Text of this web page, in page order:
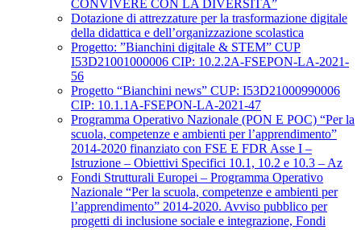
CONVIVERE CON LA DIVERSITÀ”
Dotazione di attrezzature per la trasformazione digitale
della didattica e dell’organizzazione scolastica
Progetto: ”Bianchini digitale & STEM” CUP
I53D21001000006 CIP: 10.2.2A-FSEPON-LA-2021-
56
Progetto “Bianchini news” CUP: I53D21000990006
CIP: 10.1.1A-FSEPON-LA-2021-47
Programma Operativo Nazionale (PON E POC) “Per la
scuola, competenze e ambienti per l’apprendimento”
2014-2020 finanziato con FSE E FDR Asse I –
Istruzione – Obiettivi Specifici 10.1, 10.2 e 10.3 – Az
Fondi Strutturali Europei – Programma Operativo
Nazionale “Per la scuola, competenze e ambienti per
l’apprendimento” 2014-2020. Avviso pubblico per
progetti di inclusione sociale e integrazione, Fondi